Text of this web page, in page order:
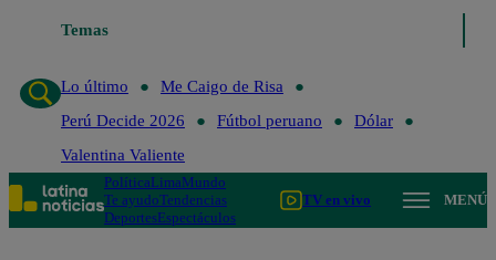
Temas
Lo último
Me Caigo de Risa
Perú Decide 2026
Fútbol peruano
Dólar
Valentina Valiente
PolíticaLimaMundo
Te ayudoTendencias
DeportesEspectáculos
TV en vivo MENÚ